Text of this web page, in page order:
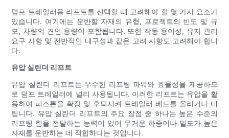
덤프 트레일러용 리프트를 선택할 때 고려해야 할 몇 가지 요소가
있습니다. 여기에는 운반할 자재의 유형, 프로젝트의 빈도 및 규
모, 차량의 견인 용량이 포함됩니다. 또한 작동 용이성, 유지 관리
요구 사항 및 전반적인 내구성과 같은 고려 사항도 고려해야 합니
다.
유압 실린더 리프트
유압 실린더 리프트는 우수한 리프팅 파워와 효율성을 제공하므
로 덤프 트레일러에 널리 사용됩니다. 이러한 리프트는 유압을 활
용하여 피스톤을 확장 및 후퇴시켜 트레일러 베드를 올리거나 내
립니다. 유압 실린더 리프트의 주요 장점 중 하나는 높은 수준의
리프팅 힘을 전달하는 능력이 있어 무거운 하중이나 밀도가 높은
자재를 운반하는 데 적합하다는 것입니다.